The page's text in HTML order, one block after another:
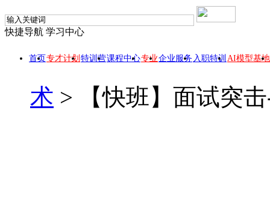
快捷导航 学习中心
首页专才计划 特训营课程中心专业企业服务 入职特训 AI模型基地
术 > 【快班】面试突